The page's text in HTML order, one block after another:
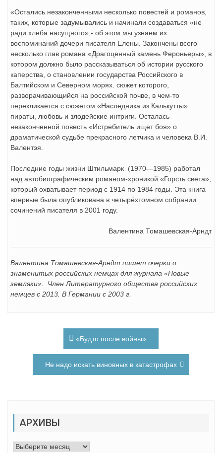
«Остались незаконченными несколько по­вестей и романов,
таких, которые задумывались и начинали созда­ваться «не
ради хлеба насущного»,- об этом мы узнаем из
воспоминаний дочери писателя Елены. Закончены всего
несколько глав романа «Драгоценный камень Фероньеры», в
котором должно было рас­сказываться об истории русского
каперства, о становлении государства Российского в
Балтийском и Северном морях. сюжет которого,
разворачивающийся на российской почве, в чем-то
перекликается с сюжетом «Наследника из Калькутты»:
пираты, любовь и злодейские интриги. Осталась
незаконченной повесть «Истребитель ищет боя» о
драматической судьбе прекрасного летчика и человека В.И.
Валентэя.
Последние годы жизни Штильмарк (1970—1985) работал
над автобиографическим романом-хроникой «Горсть света»,
который охватывает период с 1914 по 1984 годы. Эта книга
впервые была опубликована в четырёхтомном собрании
сочинений писателя в 2001 году.
Валентина Томашевская-Арндт
Валентина Томашевская-Арндт пишет очерки о
знаменитых российских немцах для журнала «Новые
земляки». Член Литературного общества российских
немцев с 2013. В Германии с 2003 г.
записям
«Будто после войны»
Не надо искать виновных в катастрофах
АРХИВЫ
Архивы